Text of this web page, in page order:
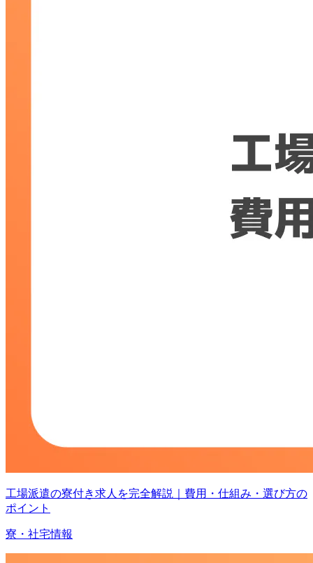
工場派遣の寮付き求人を完全解説｜費用・仕組み・選び方の
ポイント
寮・社宅情報